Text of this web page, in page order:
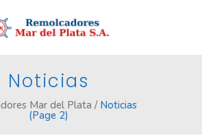
Noticias
Mar del Plata / Noticias
(Page 2)